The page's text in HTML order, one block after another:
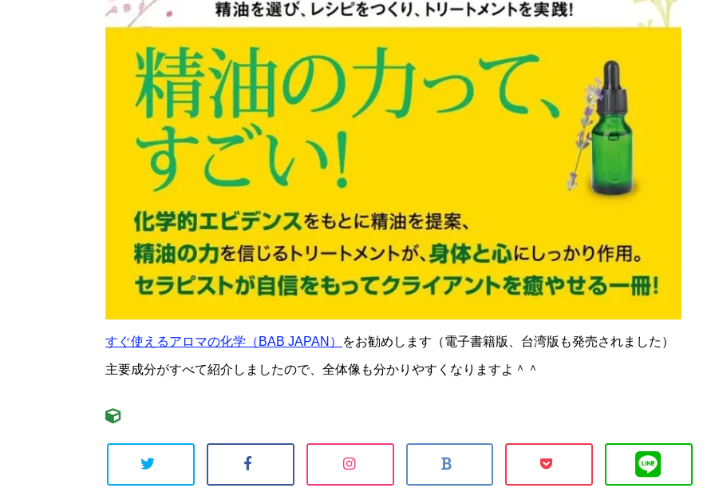
すぐ使えるアロマの化学（BAB JAPAN） をお勧めします（電子書籍版、台湾版も発売されました）
主要成分がすべて紹介しましたので、全体像も分かりやすくなりますよ＾＾